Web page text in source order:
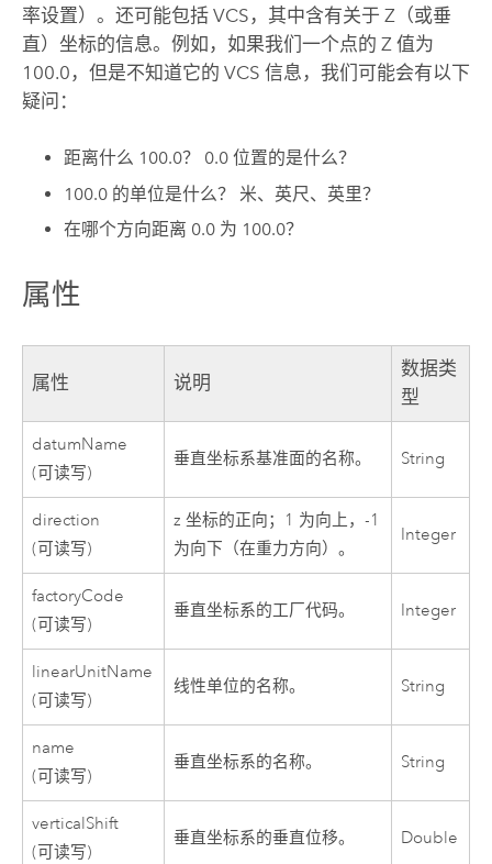
率设置）。还可能包括 VCS，其中含有关于 Z（或垂
直）坐标的信息。例如，如果我们一个点的 Z 值为
100.0，但是不知道它的 VCS 信息，我们可能会有以下
疑问：
距离什么 100.0？ 0.0 位置的是什么？
100.0 的单位是什么？ 米、英尺、英里？
在哪个方向距离 0.0 为 100.0？
属性
属性 说明
数据类
型
datumName
(可读写)
垂直坐标系基准面的名称。 String
direction
(可读写)
z 坐标的正向；1 为向上，-1
为向下（在重力方向）。
Integer
factoryCode
(可读写)
垂直坐标系的工厂代码。 Integer
linearUnitName
(可读写)
线性单位的名称。 String
name
(可读写)
垂直坐标系的名称。 String
verticalShift
(可读写)
垂直坐标系的垂直位移。 Double